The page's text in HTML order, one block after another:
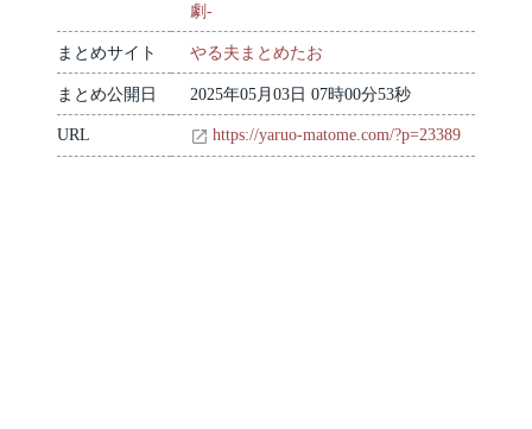
劇-
まとめサイト やる夫まとめたお
まとめ公開日 2025年05月03日 07時00分53秒
URL https://yaruo-matome.com/?p=23389